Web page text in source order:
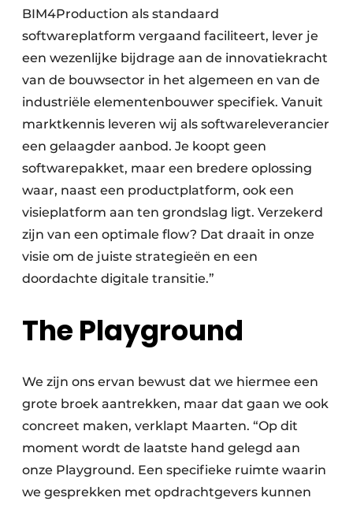
BIM4Production als standaard
softwareplatform vergaand faciliteert, lever je
een wezenlijke bijdrage aan de innovatiekracht
van de bouwsector in het algemeen en van de
industriële elementenbouwer specifiek. Vanuit
marktkennis leveren wij als softwareleverancier
een gelaagder aanbod. Je koopt geen
softwarepakket, maar een bredere oplossing
waar, naast een productplatform, ook een
visieplatform aan ten grondslag ligt. Verzekerd
zijn van een optimale flow? Dat draait in onze
visie om de juiste strategieën en een
doordachte digitale transitie.”
The Playground
We zijn ons ervan bewust dat we hiermee een
grote broek aantrekken, maar dat gaan we ook
concreet maken, verklapt Maarten. “Op dit
moment wordt de laatste hand gelegd aan
onze Playground. Een specifieke ruimte waarin
we gesprekken met opdrachtgevers kunnen